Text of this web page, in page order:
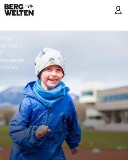
ServusTV
/
Alexander
Gruber